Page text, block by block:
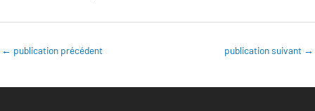
← publication précédent publication suivant →